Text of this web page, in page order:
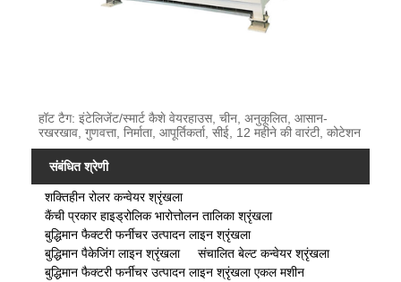
हॉट टैग: इंटेलिजेंट/स्मार्ट कैशे वेयरहाउस, चीन, अनुकूलित, आसान-
रखरखाव, गुणवत्ता, निर्माता, आपूर्तिकर्ता, सीई, 12 महीने की वारंटी, कोटेशन
संबंधित श्रेणी
शक्तिहीन रोलर कन्वेयर श्रृंखला
कैंची प्रकार हाइड्रोलिक भारोत्तोलन तालिका श्रृंखला
बुद्धिमान फैक्टरी फर्नीचर उत्पादन लाइन श्रृंखला
बुद्धिमान पैकेजिंग लाइन श्रृंखला
संचालित बेल्ट कन्वेयर श्रृंखला
बुद्धिमान फैक्टरी फर्नीचर उत्पादन लाइन श्रृंखला एकल मशीन